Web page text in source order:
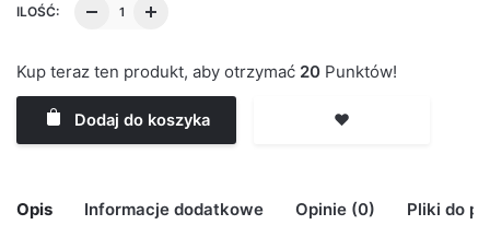
ILOŚĆ:
Kup teraz ten produkt, aby otrzymać 20 Punktów!
Dodaj do koszyka ❤️
Opis Informacje dodatkowe Opinie (0) Pliki do